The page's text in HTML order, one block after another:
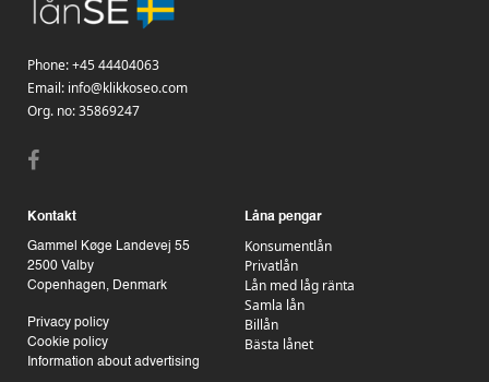
Phone:+45 44404063
Email: info@klikkoseo.com
Org. no: 35869247
Kontakt
Gammel Køge Landevej 55
2500 Valby
Copenhagen, Denmark
Privacy policy
Cookie policy
Information about advertising
Låna pengar
Konsumentlån
Privatlån
Lån med låg ränta
Samla lån
Billån
Bästa lånet